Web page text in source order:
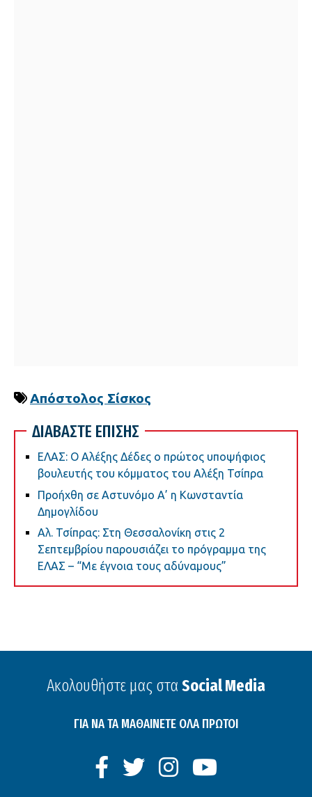
Απόστολος Σίσκος
ΔΙΑΒΑΣΤΕ ΕΠΙΣΗΣ
ΕΛΑΣ: Ο Αλέξης Δέδες ο πρώτος υποψήφιος
βουλευτής του κόμματος του Αλέξη Τσίπρα
Προήχθη σε Αστυνόμο Α’ η Κωνσταντία
Δημογλίδου
Αλ. Τσίπρας: Στη Θεσσαλονίκη στις 2
Σεπτεμβρίου παρουσιάζει το πρόγραμμα της
ΕΛΑΣ – “Με έγνοια τους αδύναμους”
Ακολουθήστε μας στα Social Media
ΓΙΑ ΝΑ ΤΑ ΜΑΘΑΙΝΕΤΕ ΟΛΑ ΠΡΩΤΟΙ